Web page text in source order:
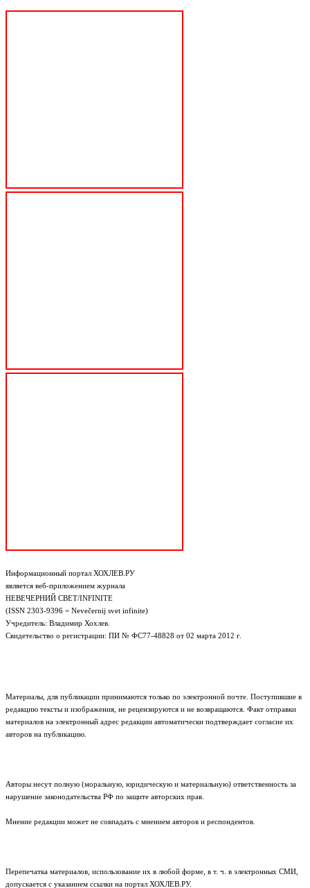
Информационный портал ХОХЛЕВ.РУ
является веб-приложением журнала
НЕВЕЧЕРНИЙ СВЕТ/INFINITE
(ISSN 2303-9396 = Nevečernij svet infinite)
Учредитель: Владимир Хохлев.
Свидетельство о регистрации: ПИ № ФС77-48828 от 02 марта 2012 г.
Материалы, для публикации принимаются только по электронной почте. Поступившие в
редакцию тексты и изображения, не рецензируются и не возвращаются. Факт отправки
материалов на электронный адрес редакции автоматически подтверждает согласие их
авторов на публикацию.
Авторы несут полную (моральную, юридическую и материальную) ответственность за
нарушение законодательства РФ по защите авторских прав.
Мнение редакции может не совпадать с мнением авторов и респондентов.
Перепечатка материалов, использование их в любой форме, в т. ч. в электронных СМИ,
допускается с указанием ссылки на портал ХОХЛЕВ.РУ.